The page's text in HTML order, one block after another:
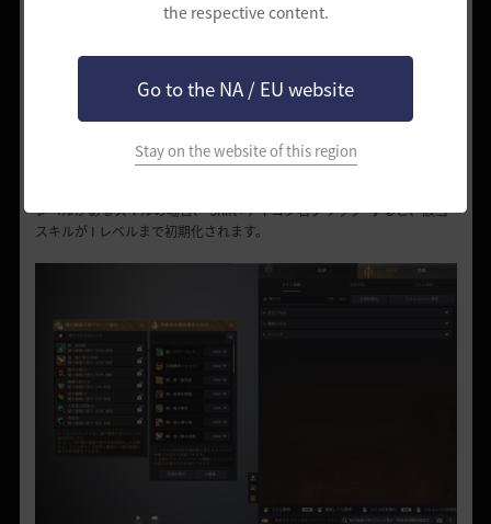
the respective content.
Go to the NA / EU website
Stay on the website of this region
スキルアイコンを左クリックすると、スキルが習得できます。
すると、習得可能な最大レベルまで連続習得します。
Lv.56以下のキャラクターの場合、スキル全体初期化で習得したスキル
を自由に初期化することができます。
レベルがあるスキルの場合、'Shift+アイコン右クリック' すると、該当
スキルが I レベルまで初期化されます。